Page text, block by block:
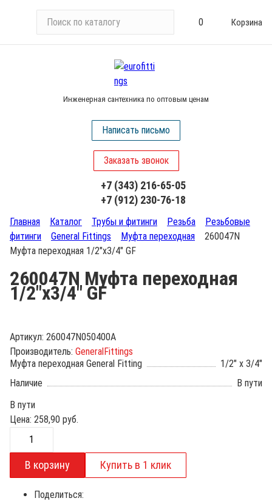
и
у
0 Корзина
Инженерная сантехника по оптовым ценам
Написать письмо
Заказать звонок
+7 (343) 216-65-05
+7 (912) 230-76-18
Главная Каталог Трубы и фитинги Резьба
Резьбовые
фитинги
General Fittings Муфта переходная
260047N
Муфта переходная 1/2"х3/4" GF
260047N Муфта переходная
1/2"х3/4" GF
Артикул: 260047N050400A
Производитель: GeneralFittings
Муфта переходная General Fitting
1/2" x 3/4"
Наличие
В пути
В пути
Цена: 258,90 руб.
Поделиться: